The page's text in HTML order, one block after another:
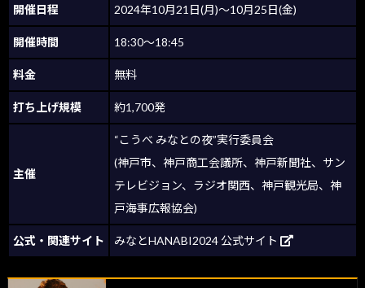
開催日程 2024年10月21日(月)〜10月25日(金)
開催時間 18:30〜18:45
料金 無料
打ち上げ規模 約1,700発
主催
“こうべ みなとの夜”実行委員会
(神戸市、神戸商工会議所、神戸新聞社、サン
テレビジョン、ラジオ関西、神戸観光局、神
戸海事広報協会)
公式・関連サイト みなとHANABI2024 公式サイト